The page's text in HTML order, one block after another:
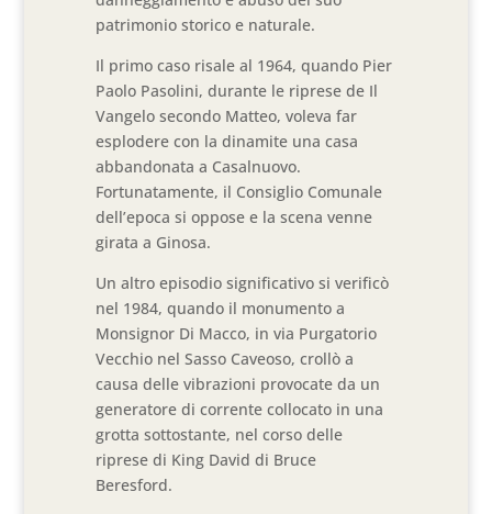
patrimonio storico e naturale.
Il primo caso risale al 1964, quando Pier
Paolo Pasolini, durante le riprese de Il
Vangelo secondo Matteo, voleva far
esplodere con la dinamite una casa
abbandonata a Casalnuovo.
Fortunatamente, il Consiglio Comunale
dell’epoca si oppose e la scena venne
girata a Ginosa.
Un altro episodio significativo si verificò
nel 1984, quando il monumento a
Monsignor Di Macco, in via Purgatorio
Vecchio nel Sasso Caveoso, crollò a
causa delle vibrazioni provocate da un
generatore di corrente collocato in una
grotta sottostante, nel corso delle
riprese di King David di Bruce
Beresford.